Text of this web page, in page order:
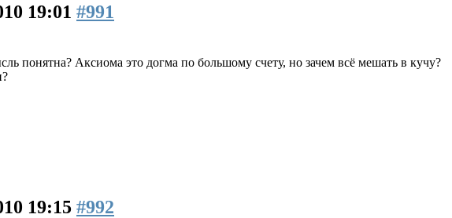
19:01 #991
понятна? Аксиома это догма по большому счету, но зачем всё мешать в кучу?
19:15 #992